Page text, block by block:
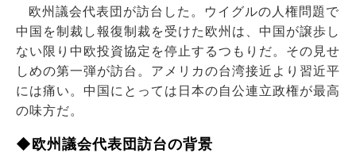
欧州議会代表団が訪台した。ウイグルの人権問題で
中国を制裁し報復制裁を受けた欧州は、中国が譲歩し
ない限り中欧投資協定を停止するつもりだ。その見せ
しめの第一弾が訪台。アメリカの台湾接近より習近平
には痛い。中国にとっては日本の自公連立政権が最高
の味方だ。
◆欧州議会代表団訪台の背景